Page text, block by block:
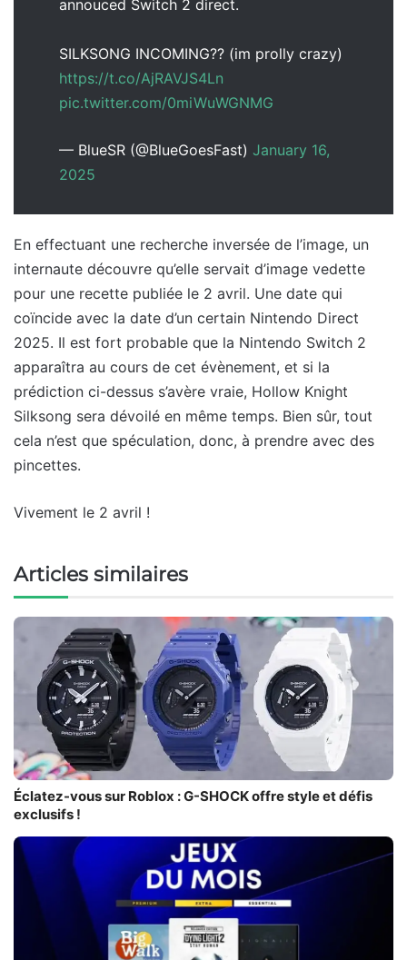
annouced Switch 2 direct.
SILKSONG INCOMING?? (im prolly crazy)
https://t.co/AjRAVJS4Ln
pic.twitter.com/0miWuWGNMG
— BlueSR (@BlueGoesFast) January 16,
2025
En effectuant une recherche inversée de l’image, un
internaute découvre qu’elle servait d’image vedette
pour une recette publiée le 2 avril. Une date qui
coïncide avec la date d’un certain Nintendo Direct
2025. Il est fort probable que la Nintendo Switch 2
apparaîtra au cours de cet évènement, et si la
prédiction ci-dessus s’avère vraie, Hollow Knight
Silksong sera dévoilé en même temps. Bien sûr, tout
cela n’est que spéculation, donc, à prendre avec des
pincettes.
Vivement le 2 avril !
Articles similaires
Éclatez-vous sur Roblox : G-SHOCK offre style et défis
exclusifs !